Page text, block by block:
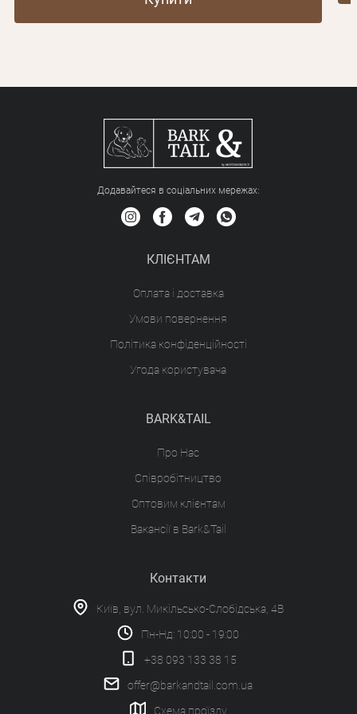
Додавайтеся в соціальних мережах:
КЛІЄНТАМ
Оплата і доставка
Умови повернення
Політика конфіденційності
Угода користувача
BARK&TAIL
Про Нас
Співробітництво
Оптовим клієнтам
Вакансії в Bark&Tail
Контакти
Київ, вул. Микільсько-Слобідська, 4В
Пн-Нд: 10:00 - 19:00
+38 093 133 38 15
offer@barkandtail.com.ua
Схема проїзду